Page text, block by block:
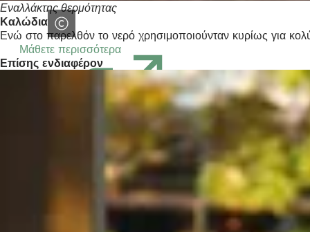
Εναλλάκτης θερμότητας
Καλώδια
Ενώ στο παρελθόν το νερό χρησιμοποιούνταν κυρίως για
Μάθετε περισσότερα
νέα
καρτέλα)
Επίσης ενδιαφέρον